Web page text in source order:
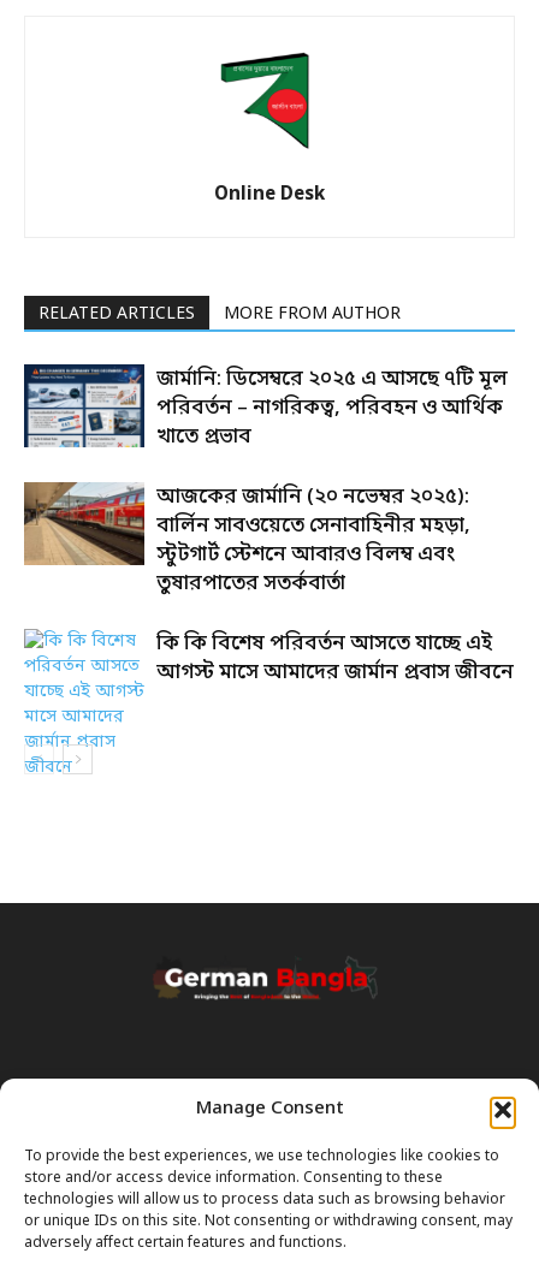
Manage Consent
To provide the best experiences, we use technologies like cookies to
store and/or access device information. Consenting to these
technologies will allow us to process data such as browsing behavior
or unique IDs on this site. Not consenting or withdrawing consent, may
adversely affect certain features and functions.
Online Desk
RELATED ARTICLES MORE FROM AUTHOR
জার্মানি: ডিসেম্বরে ২০২৫ এ আসছে ৭টি মূল
পরিবর্তন – নাগরিকত্ব, পরিবহন ও আর্থিক
খাতে প্রভাব
আজকের জার্মানি (২০ নভেম্বর ২০২৫):
বার্লিন সাবওয়েতে সেনাবাহিনীর মহড়া,
স্টুটগার্ট স্টেশনে আবারও বিলম্ব এবং
তুষারপাতের সতর্কবার্তা
কি কি বিশেষ পরিবর্তন আসতে যাচ্ছে এই
আগস্ট মাসে আমাদের জার্মান প্রবাস জীবনে
Transparency & Disclaimer:
Some content and images on this site are generated with the
assistance of Artificial Intelligence (AI). While we strive for accuracy, AI
can occasionally produce incorrect or outdated information.
Please Note:The content on GermanBangla.com is intended solely